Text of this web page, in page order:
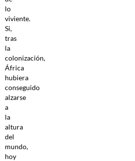
lo
viviente.
Si,
tras
la
colonización,
África
hubiera
conseguido
alzarse
a
la
altura
del
mundo,
hoy